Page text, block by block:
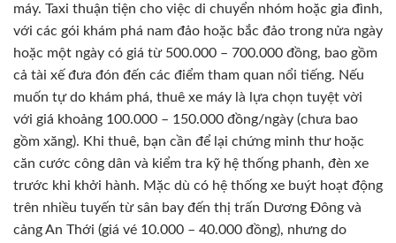
máy. Taxi thuận tiện cho việc di chuyển nhóm hoặc gia đình,
với các gói khám phá nam đảo hoặc bắc đảo trong nửa ngày
hoặc một ngày có giá từ 500.000 – 700.000 đồng, bao gồm
cả tài xế đưa đón đến các điểm tham quan nổi tiếng. Nếu
muốn tự do khám phá, thuê xe máy là lựa chọn tuyệt vời
với giá khoảng 100.000 – 150.000 đồng/ngày (chưa bao
gồm xăng). Khi thuê, bạn cần để lại chứng minh thư hoặc
căn cước công dân và kiểm tra kỹ hệ thống phanh, đèn xe
trước khi khởi hành. Mặc dù có hệ thống xe buýt hoạt động
trên nhiều tuyến từ sân bay đến thị trấn Dương Đông và
cảng An Thới (giá vé 10.000 – 40.000 đồng), nhưng do